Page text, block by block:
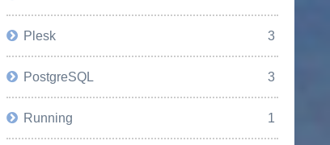
Plesk 3
PostgreSQL 3
Running 1